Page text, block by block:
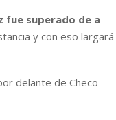
fue superado de a
y con eso largará
delante de Checo